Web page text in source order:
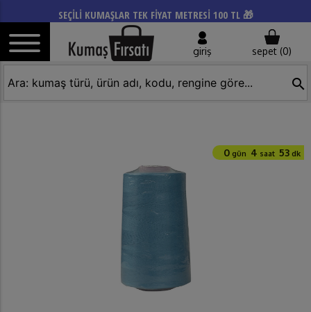
SEÇİLİ KUMAŞLAR TEK FİYAT METRESİ 100 TL 🎁
giriş sepet (0)
search
0gün 4 saat 53dk